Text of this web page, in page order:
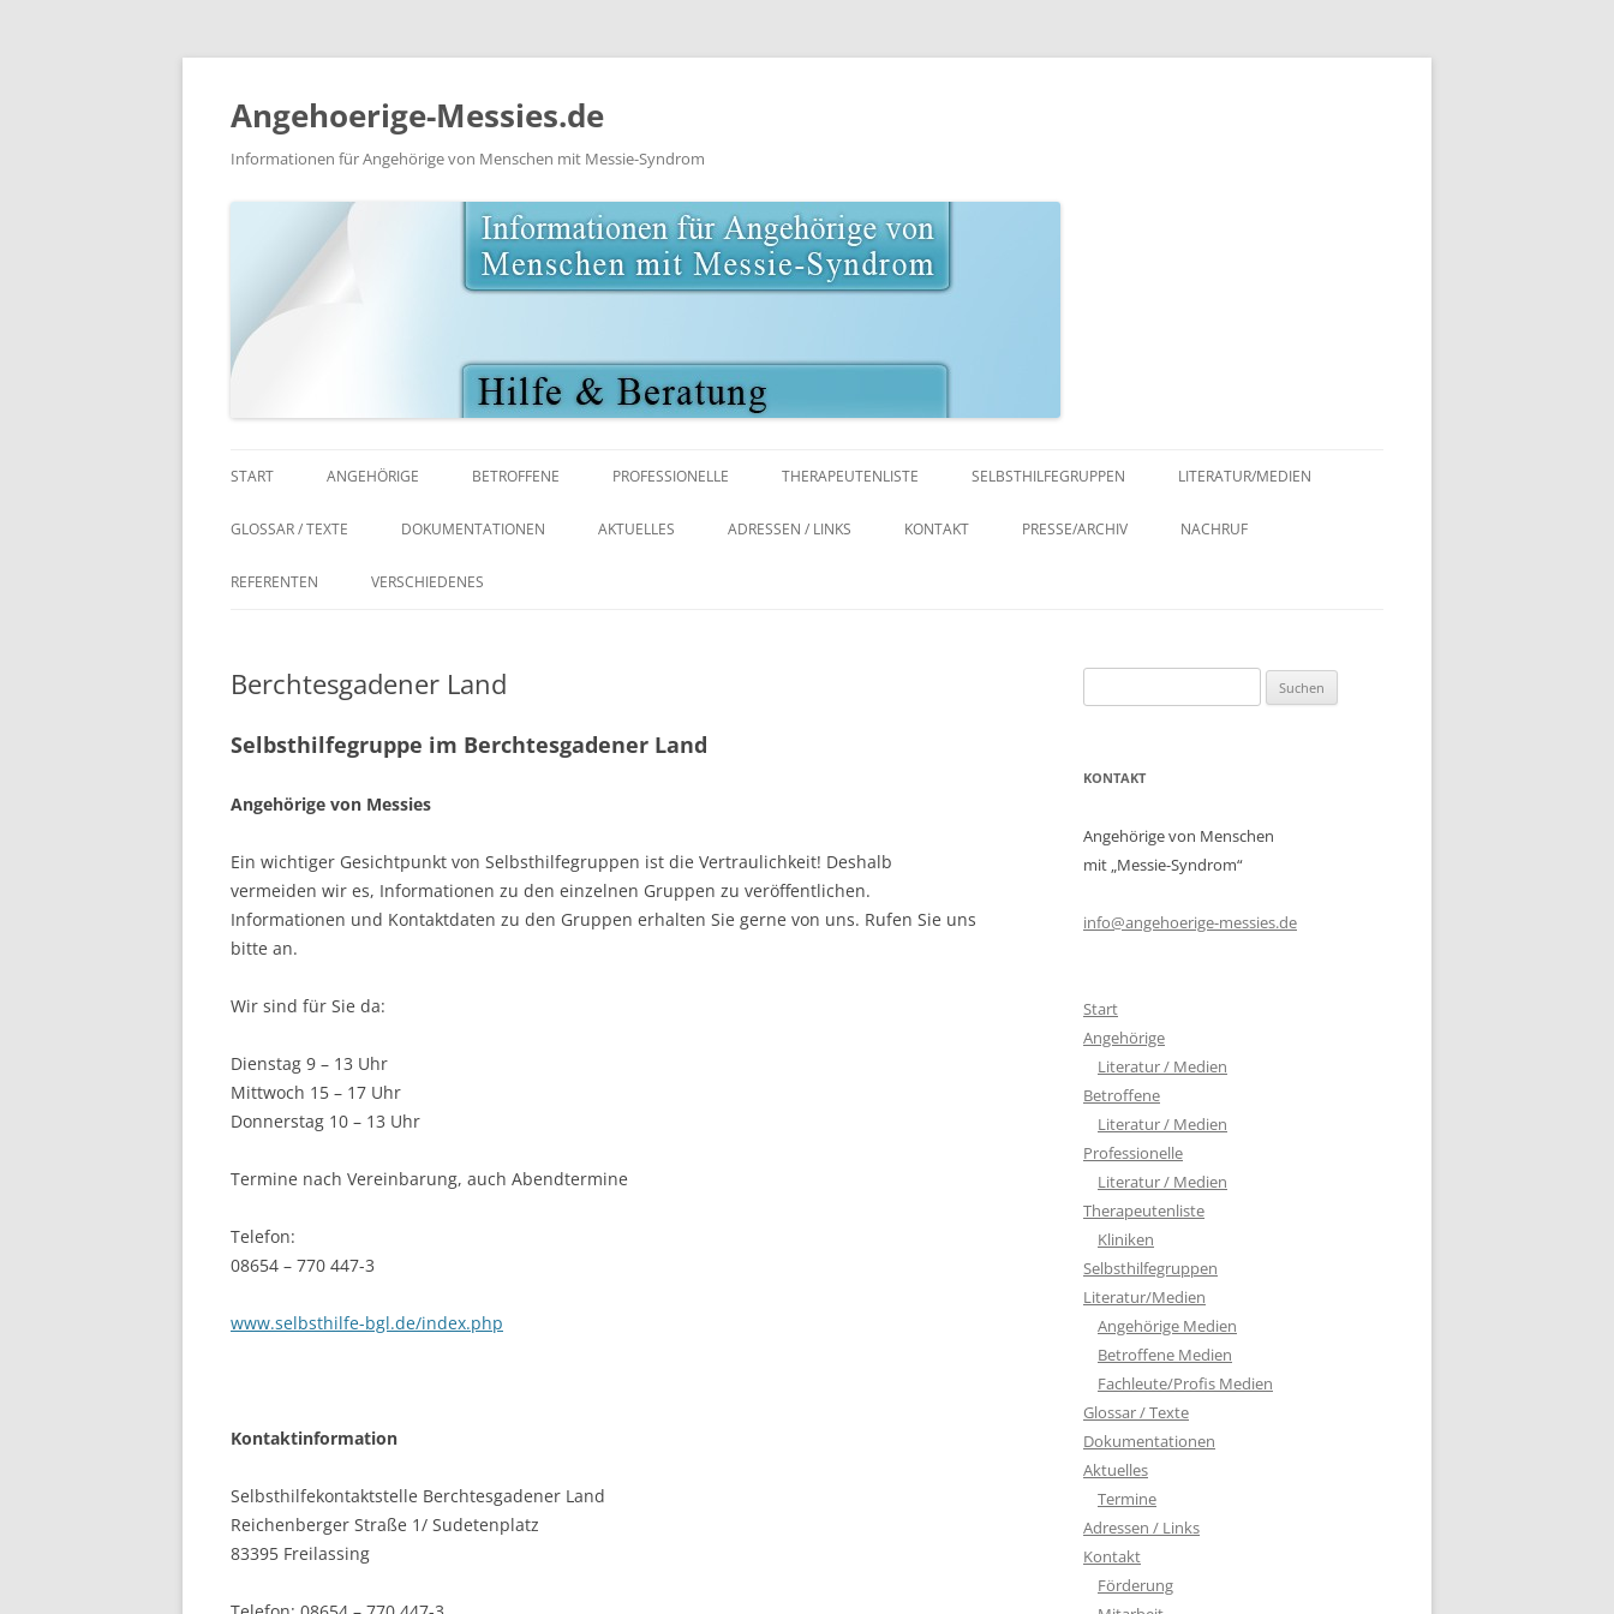
Angehoerige-Messies.de
Informationen für Angehörige von Menschen mit Messie-Syndrom
Inhalt
START ANGEHÖRIGE
LITERATUR / MEDIEN
BETROFFENE
LITERATUR / MEDIEN
PROFESSIONELLE
LITERATUR / MEDIEN
THERAPEUTENLISTE
KLINIKEN
SELBSTHILFEGRUPPEN LITERATUR/MEDIEN
ANGEHÖRIGE MEDIEN
GLOSSAR / TEXTE DOKUMENTATIONEN AKTUELLES ADRESSEN / LINKS KONTAKT PRESSE/ARCHIV NACHRUF
REFERENTEN VERSCHIEDENES
Berchtesgadener Land
Selbsthilfegruppe im Berchtesgadener Land
Angehörige von Messies
Ein wichtiger Gesichtpunkt von Selbsthilfegruppen ist die Vertraulichkeit! Deshalb
vermeiden wir es, Informationen zu den einzelnen Gruppen zu veröffentlichen.
Informationen und Kontaktdaten zu den Gruppen erhalten Sie gerne von uns. Rufen Sie uns
bitte an.
Wir sind für Sie da:
Dienstag 9 – 13 Uhr
Mittwoch 15 – 17 Uhr
Donnerstag 10 – 13 Uhr
Termine nach Vereinbarung, auch Abendtermine
Telefon:
08654 – 770 447-3
www.selbsthilfe-bgl.de/index.php
Kontaktinformation
Selbsthilfekontaktstelle Berchtesgadener Land
Reichenberger Straße 1/ Sudetenplatz
83395 Freilassing
nach:
KONTAKT
Angehörige von Menschen
mit „Messie-Syndrom“
info@angehoerige-messies.de
Start
Angehörige
Literatur / Medien
Betroffene
Literatur / Medien
Professionelle
Literatur / Medien
Therapeutenliste
Kliniken
Selbsthilfegruppen
Literatur/Medien
Angehörige Medien
Betroffene Medien
Fachleute/Profis Medien
Glossar / Texte
Dokumentationen
Aktuelles
Termine
Adressen / Links
Kontakt
Förderung